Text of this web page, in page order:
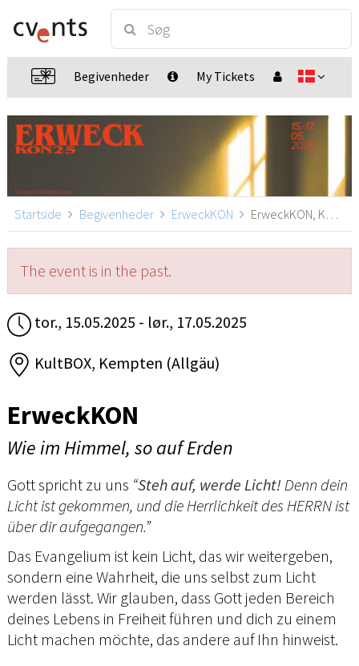
Begivenheder My Tickets
Startside Begivenheder ErweckKON ErweckKON, Kempten (Allgäu)
The event is in the past.
tor., 15.05.2025 - lør., 17.05.2025
KultBOX, Kempten (Allgäu)
ErweckKON
Wie im Himmel, so auf Erden
Gott spricht zu uns “Steh auf, werde Licht! Denn dein
Licht ist gekommen, und die Herrlichkeit des HERRN ist
über dir aufgegangen.”
Das Evangelium ist kein Licht, das wir weitergeben,
sondern eine Wahrheit, die uns selbst zum Licht
werden lässt. Wir glauben, dass Gott jeden Bereich
deines Lebens in Freiheit führen und dich zu einem
Licht machen möchte, das andere auf Ihn hinweist.